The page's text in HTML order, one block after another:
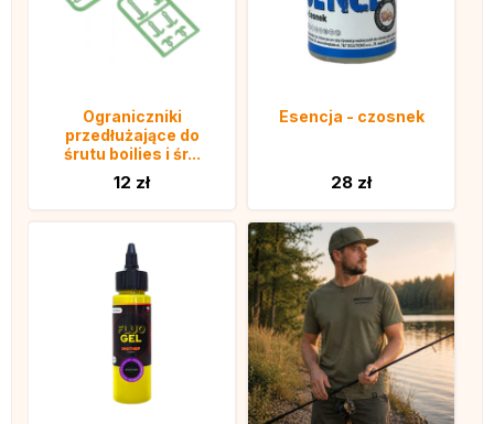
Ograniczniki
przedłużające do
śrutu boilies i śr...
12 zł
Esencja - czosnek
28 zł